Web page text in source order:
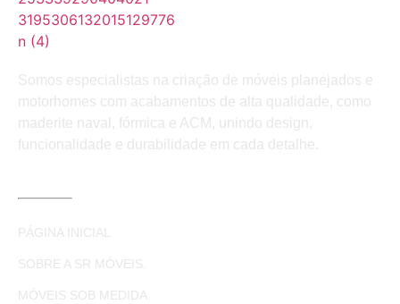
Somos especialistas na criação de móveis planejados e
motorhomes com acabamentos de alta qualidade, como
maderite naval, fórmica e ACM, unindo design,
funcionalidade e durabilidade em cada detalhe.
PÁGINA INICIAL
SOBRE A SR MÓVEIS.
MÓVEIS SOB MEDIDA.